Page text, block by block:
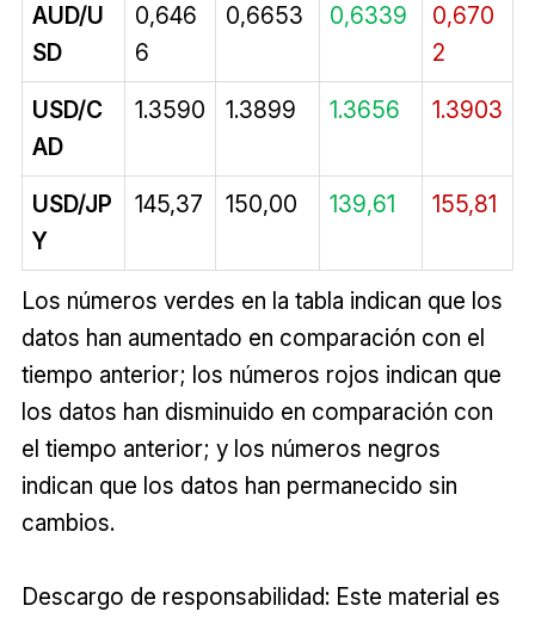
AUD/U
SD
0,646
6
0,6653 0,6339
0,670
2
USD/C
AD
1.3590 1.3899 1.3656 1.3903
USD/JP
Y
145,37 150,00 139,61 155,81
Los números verdes en la tabla indican que los
datos han aumentado en comparación con el
tiempo anterior; los números rojos indican que
los datos han disminuido en comparación con
el tiempo anterior; y los números negros
indican que los datos han permanecido sin
cambios.
Descargo de responsabilidad: Este material es